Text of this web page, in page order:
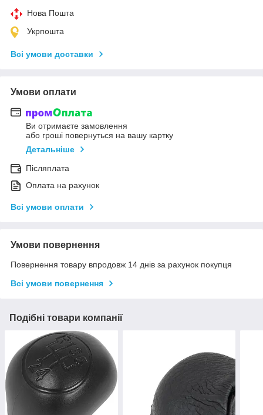
Нова Пошта
Укрпошта
Всі умови доставки
Умови оплати
Ви отримаєте замовлення
або гроші повернуться на вашу картку
Детальніше
Післяплата
Оплата на рахунок
Всі умови оплати
Умови повернення
Повернення товару впродовж 14 днів за рахунок покупця
Всі умови повернення
Подібні товари компанії